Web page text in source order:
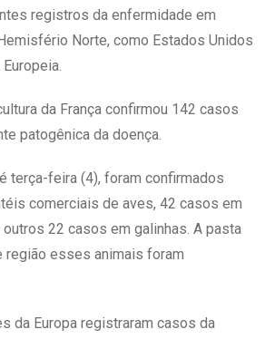
registros da enfermidade em
Norte, como Estados Unidos
da França confirmou 142 casos
patogênica da doença.
terça-feira (4), foram confirmados
comerciais de aves, 42 casos em
22 casos em galinhas. A pasta
região esses animais foram
da Europa registraram casos da